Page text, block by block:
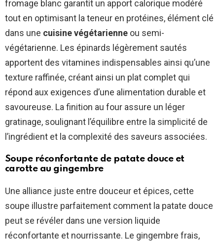
fromage blanc garantit un apport calorique modéré
tout en optimisant la teneur en protéines, élément clé
dans une cuisine végétarienne ou semi-
végétarienne. Les épinards légèrement sautés
apportent des vitamines indispensables ainsi qu’une
texture raffinée, créant ainsi un plat complet qui
répond aux exigences d’une alimentation durable et
savoureuse. La finition au four assure un léger
gratinage, soulignant l’équilibre entre la simplicité de
l’ingrédient et la complexité des saveurs associées.
Soupe réconfortante de patate douce et
carotte au gingembre
Une alliance juste entre douceur et épices, cette
soupe illustre parfaitement comment la patate douce
peut se révéler dans une version liquide
réconfortante et nourrissante. Le gingembre frais,